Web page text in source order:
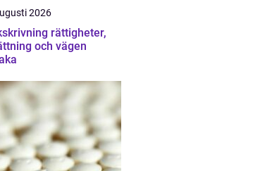
2026
rättigheter,
och vägen